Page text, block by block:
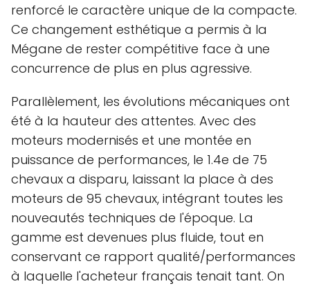
renforcé le caractère unique de la compacte.
Ce changement esthétique a permis à la
Mégane de rester compétitive face à une
concurrence de plus en plus agressive.
Parallèlement, les évolutions mécaniques ont
été à la hauteur des attentes. Avec des
moteurs modernisés et une montée en
puissance de performances, le 1.4e de 75
chevaux a disparu, laissant la place à des
moteurs de 95 chevaux, intégrant toutes les
nouveautés techniques de l'époque. La
gamme est devenues plus fluide, tout en
conservant ce rapport qualité/performances
à laquelle l'acheteur français tenait tant. On